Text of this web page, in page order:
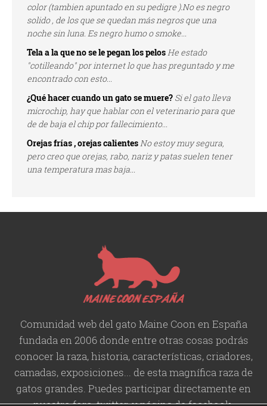
color (tambien apuntado en su pedigre ).No es negro
solido , de los que se quedan más negros que una
noche sin luna. Es negro humo o smoke...
Tela a la que no se le pegan los pelosHe estado
"cotilleando" por internet lo que has preguntado y me
encontrado con esto...
¿Qué hacer cuando un gato se muere? Si el gato lleva
microchip, hay que hablar con el veterinario para que
de de baja el chip por fallecimiento...
Orejas frías , orejas calientesNo estoy muy segura,
pero creo que orejas, rabo, nariz y patas suelen tener
una temperatura mas baja...
Comunidad web del gato Maine Coon en España
fundada en 2006 donde entre otras cosas podrás
conocer la raza, historia,características, criadores,
camadas, exposiciones... de esta magnífica raza de
gatos grandes. Puedes participar directamente en